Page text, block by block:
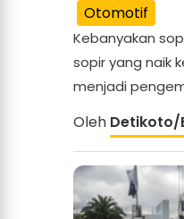
Otomotif
Kebanyakan
sopir yang naik
menjadi
Oleh Detikoto/